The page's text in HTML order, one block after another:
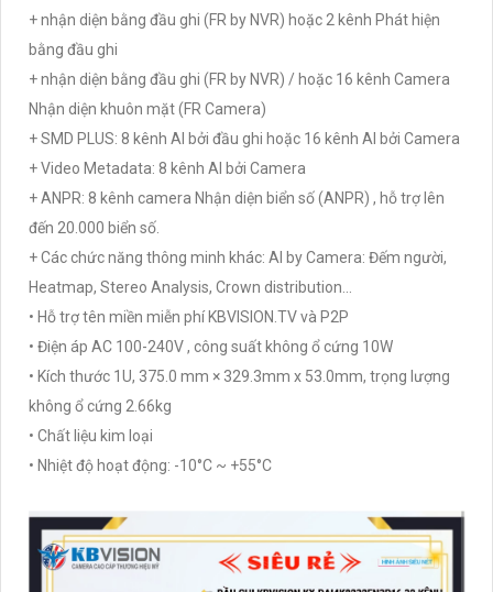
+ nhận diện bằng đầu ghi (FR by NVR) hoặc 2 kênh Phát hiện
bằng đầu ghi
+ nhận diện bằng đầu ghi (FR by NVR) / hoặc 16 kênh Camera
Nhận diện khuôn mặt (FR Camera)
+ SMD PLUS: 8 kênh AI bởi đầu ghi hoặc 16 kênh AI bởi Camera
+ Video Metadata: 8 kênh AI bởi Camera
+ ANPR: 8 kênh camera Nhận diện biển số (ANPR) , hỗ trợ lên
đến 20.000 biển số.
+ Các chức năng thông minh khác: AI by Camera: Đếm người,
Heatmap, Stereo Analysis, Crown distribution...
• Hỗ trợ tên miền miễn phí KBVISION.TV và P2P
• Điện áp AC 100-240V , công suất không ổ cứng 10W
• Kích thước 1U, 375.0 mm × 329.3mm x 53.0mm, trọng lượng
không ổ cứng 2.66kg
• Chất liệu kim loại
• Nhiệt độ hoạt động: -10°C ~ +55°C